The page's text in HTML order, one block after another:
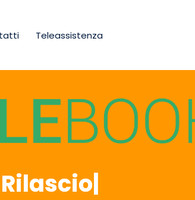
Teleassistenza
|